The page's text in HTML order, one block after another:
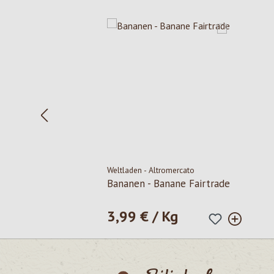
Weltladen - Altromercato
Bananen - Banane Fairtrade
Regulärer Preis:
3,99 € / Kg